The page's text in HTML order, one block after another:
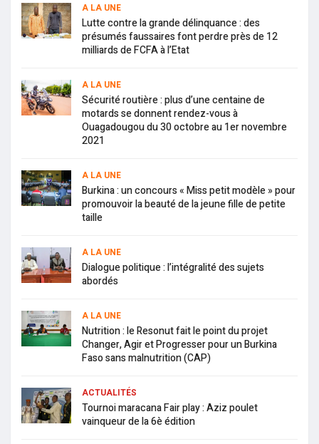
A LA UNE
Lutte contre la grande délinquance : des
présumés faussaires font perdre près de 12
milliards de FCFA à l’Etat
A LA UNE
Sécurité routière : plus d’une centaine de
motards se donnent rendez-vous à
Ouagadougou du 30 octobre au 1er novembre
2021
A LA UNE
Burkina : un concours « Miss petit modèle » pour
promouvoir la beauté de la jeune fille de petite
taille
A LA UNE
Dialogue politique : l’intégralité des sujets
abordés
A LA UNE
Nutrition : le Resonut fait le point du projet
Changer, Agir et Progresser pour un Burkina
Faso sans malnutrition (CAP)
ACTUALITÉS
Tournoi maracana Fair play : Aziz poulet
vainqueur de la 6è édition